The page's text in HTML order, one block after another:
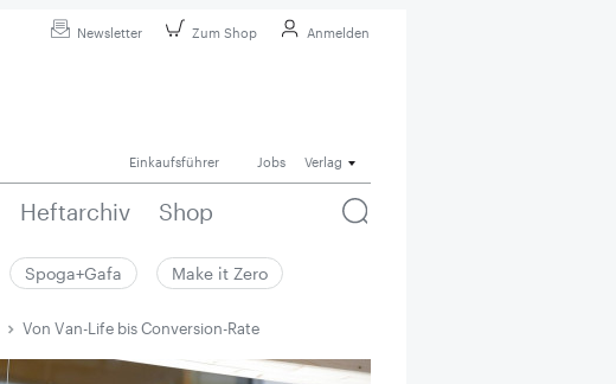
Newsletter Zum Shop Anmelden
Einkaufsführer Jobs Verlag
Heftarchiv Shop
Spoga+Gafa Make it Zero
Von Van-Life bis ­Conversion-Rate